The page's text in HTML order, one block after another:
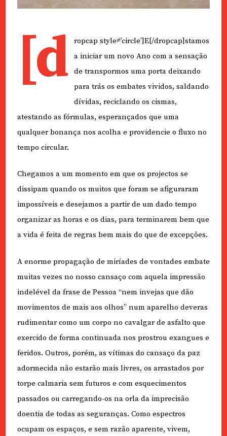
[d
ropcap style≠’circle’]E[/dropcap]stamos
a iniciar um novo Ano com a sensação
de transpormos uma porta deixando
para trás os embates vividos, saldando
dívidas, reciclando os cismas,
atestando as fórmulas, esperançados que uma
qualquer bonança nos acolha e providencie o fluxo no
tempo circular.
Chegamos a um momento em que os projectos se
dissipam quando os muitos que foram se afiguraram
impossíveis e desejamos a partir de um dado tempo
organizar as horas e os dias, para terminarem bem que
a vida é feita de regras bem mais do que de excepções.
A enorme propagação de miríades de vontades embate
muitas vezes no nosso cansaço com aquela impressão
indelével da frase de Pessoa “nem invejas que dão
movimentos de mais aos olhos” num aparelho deveras
rudimentar como um corpo no cavalgar de asfalto que
exercido de forma continuada nos prostrou exangues e
feridos. Outros, porém, as vítimas do cansaço da paz
adormecida não estarão mais livres, os arrastados por
torpe calmaria sem futuros e com esquecimentos
passados ou carregando-os na orla da imprecisão
doentia de todas as seguranças. Como espectros
ocupam os espaços, e sem razão aparente, vivem,